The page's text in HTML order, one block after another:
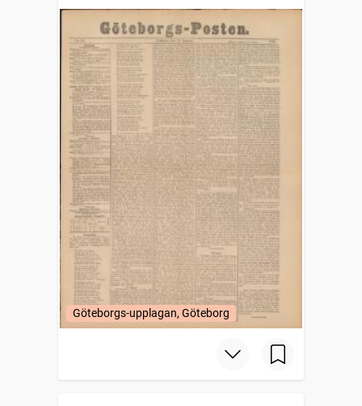
Göteborgs-upplagan, Göteborg